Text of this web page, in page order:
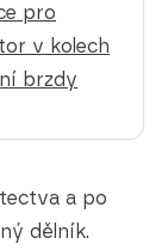
pro
v kolech
brzdy
a po
dělník.